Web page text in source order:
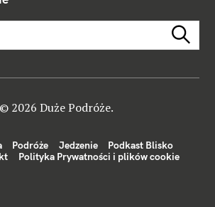
Szukaj
Podróże Jedzenie
Podkast Blisko
Polityka Prywatności i plików cookie
© 2026 Duże Podróże.